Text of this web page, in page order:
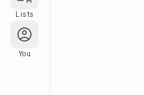
Lists
You